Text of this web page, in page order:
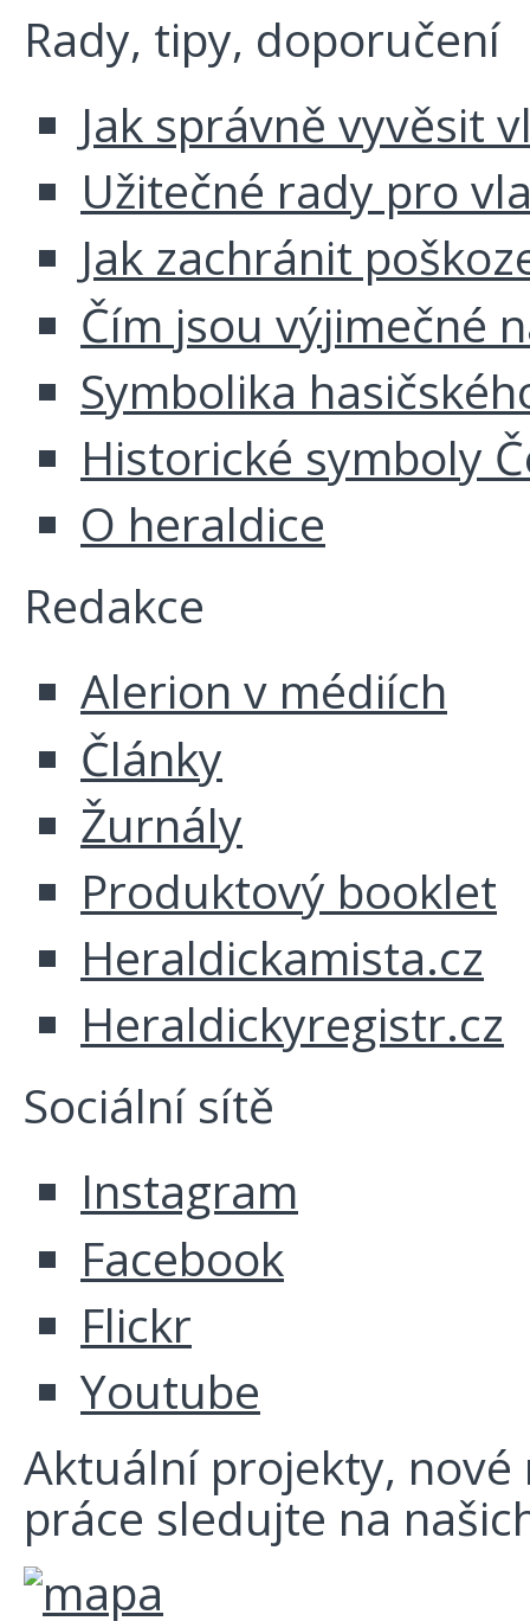
Rady, tipy, doporučení
Jak správně vyvěsit
Užitečné rady pro
Jak zachránit
Čím jsou výjimečné
Symbolika
Historické symboly
O heraldice
Redakce
Alerion v médiích
Články
Žurnály
Produktový booklet
Heraldickamista.cz
Heraldickyregistr.cz
Sociální sítě
Instagram
Facebook
Flickr
Youtube
Aktuální projekty, nové
práce sledujte na